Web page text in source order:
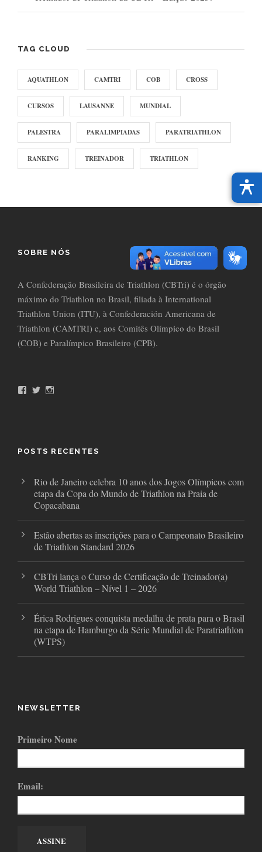
TAG CLOUD
AQUATHLON CAMTRI COB CROSS
CURSOS LAUSANNE MUNDIAL
PALESTRA PARALIMPIADAS PARATRIATHLON
RANKING TREINADOR TRIATHLON
SOBRE NÓS
A Confederação Brasileira de Triathlon (CBTri) é o órgão
máximo do Triathlon no Brasil, filiada à International
Triathlon Union (ITU), à Confederación Americana de
Triathlon (CAMTRI) e, aos Comitês Olímpico do Brasil
(COB) e Paralímpico Brasileiro (CPB).
k
T
a
POSTS RECENTES
Rio de Janeiro celebra 10 anos dos Jogos Olímpicos com
etapa da Copa do Mundo de Triathlon na Praia de
Copacabana
Estão abertas as inscrições para o Campeonato Brasileiro
de Triathlon Standard 2026
CBTri lança o Curso de Certificação de Treinador(a)
World Triathlon – Nível 1 – 2026
Érica Rodrigues conquista medalha de prata para o Brasil
na etapa de Hamburgo da Série Mundial de Paratriathlon
(WTPS)
NEWSLETTER
Primeiro Nome
Email: